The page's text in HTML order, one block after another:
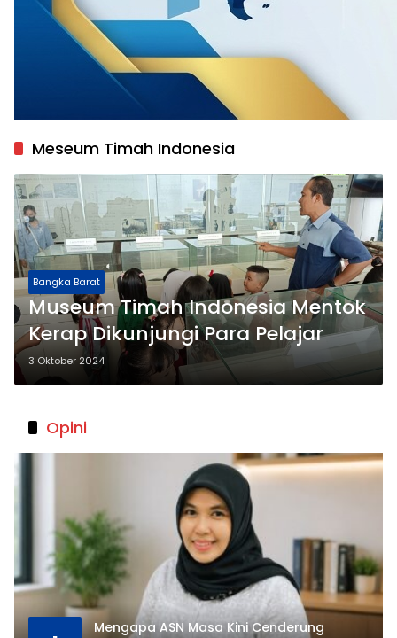
Meseum Timah Indonesia
Bangka Barat
Museum Timah Indonesia Mentok
Kerap Dikunjungi Para Pelajar
3 Oktober 2024
Opini
Mengapa ASN Masa Kini Cenderung